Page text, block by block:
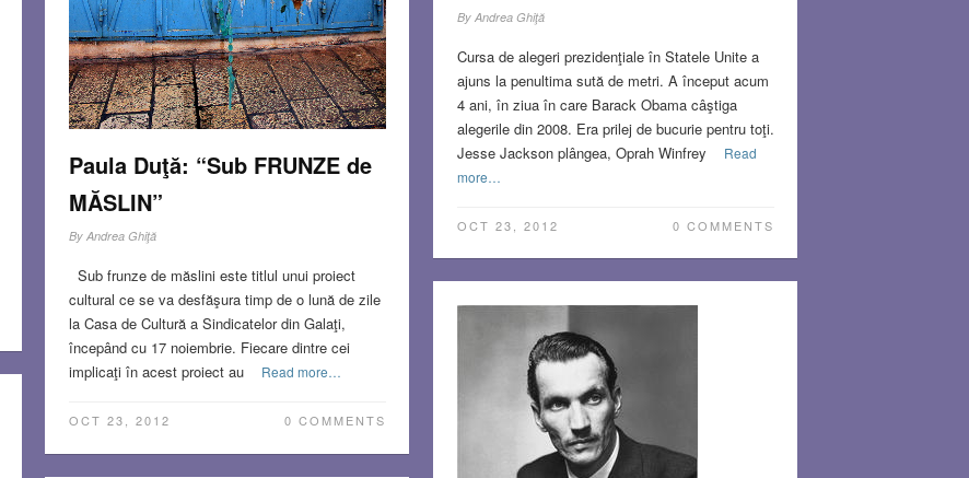
Paula Duţă: “Sub FRUNZE de
MĂSLIN”
By Andrea Ghiţă
Sub frunze de măslini este titlul unui proiect
cultural ce se va desfăşura timp de o lună de zile
la Casa de Cultură a Sindicatelor din Galaţi,
începând cu 17 noiembrie. Fiecare dintre cei
implicaţi în acest proiect au
Read more…
OCT 23, 2012 0 COMMENTS
By Andrea Ghiţă
Cursa de alegeri prezidenţiale în Statele Unite a
ajuns la penultima sută de metri. A început acum
4 ani, în ziua în care Barack Obama câştiga
alegerile din 2008. Era prilej de bucurie pentru toţi.
Jesse Jackson plângea, Oprah Winfrey
Read
more…
OCT 23, 2012 0 COMMENTS